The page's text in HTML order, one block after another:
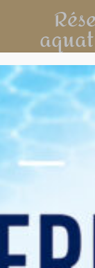
Ajoutez